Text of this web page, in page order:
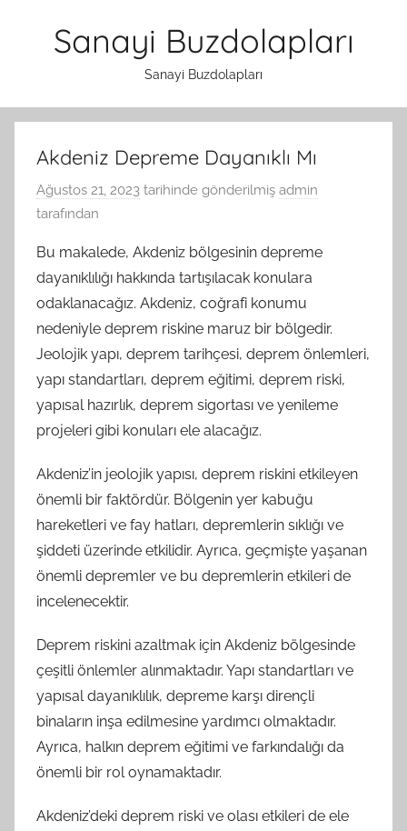
Sanayi Buzdolapları
Sanayi Buzdolapları
Akdeniz Depreme Dayanıklı Mı
Ağustos 21, 2023 tarihinde gönderilmiş admin
tarafından
Bu makalede, Akdeniz bölgesinin depreme
dayanıklılığı hakkında tartışılacak konulara
odaklanacağız. Akdeniz, coğrafi konumu
nedeniyle deprem riskine maruz bir bölgedir.
Jeolojik yapı, deprem tarihçesi, deprem önlemleri,
yapı standartları, deprem eğitimi, deprem riski,
yapısal hazırlık, deprem sigortası ve yenileme
projeleri gibi konuları ele alacağız.
Akdeniz’in jeolojik yapısı, deprem riskini etkileyen
önemli bir faktördür. Bölgenin yer kabuğu
hareketleri ve fay hatları, depremlerin sıklığı ve
şiddeti üzerinde etkilidir. Ayrıca, geçmişte yaşanan
önemli depremler ve bu depremlerin etkileri de
incelenecektir.
Deprem riskini azaltmak için Akdeniz bölgesinde
çeşitli önlemler alınmaktadır. Yapı standartları ve
yapısal dayanıklılık, depreme karşı dirençli
binaların inşa edilmesine yardımcı olmaktadır.
Ayrıca, halkın deprem eğitimi ve farkındalığı da
önemli bir rol oynamaktadır.
Akdeniz’deki deprem riski ve olası etkileri de ele